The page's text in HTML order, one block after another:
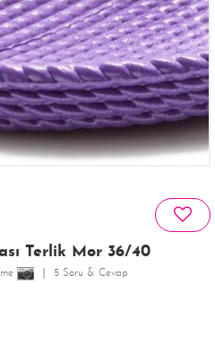
Terlik Mor 36/40
5 Soru & Cevap